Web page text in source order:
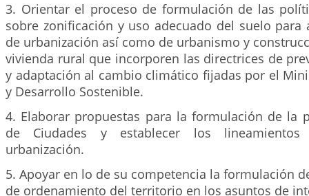
3. Orientar el proceso de formulación de las
sobre zonificación y uso adecuado del suelo para
de urbanización así como de urbanismo y
vivienda rural que incorporen las directrices de
y adaptación al cambio climático fijadas por el
y Desarrollo Sostenible.
4. Elaborar propuestas para la formulación de la
de Ciudades y establecer los
urbanización.
5. Apoyar en lo de su competencia la formulación
de ordenamiento del territorio en los asuntos de